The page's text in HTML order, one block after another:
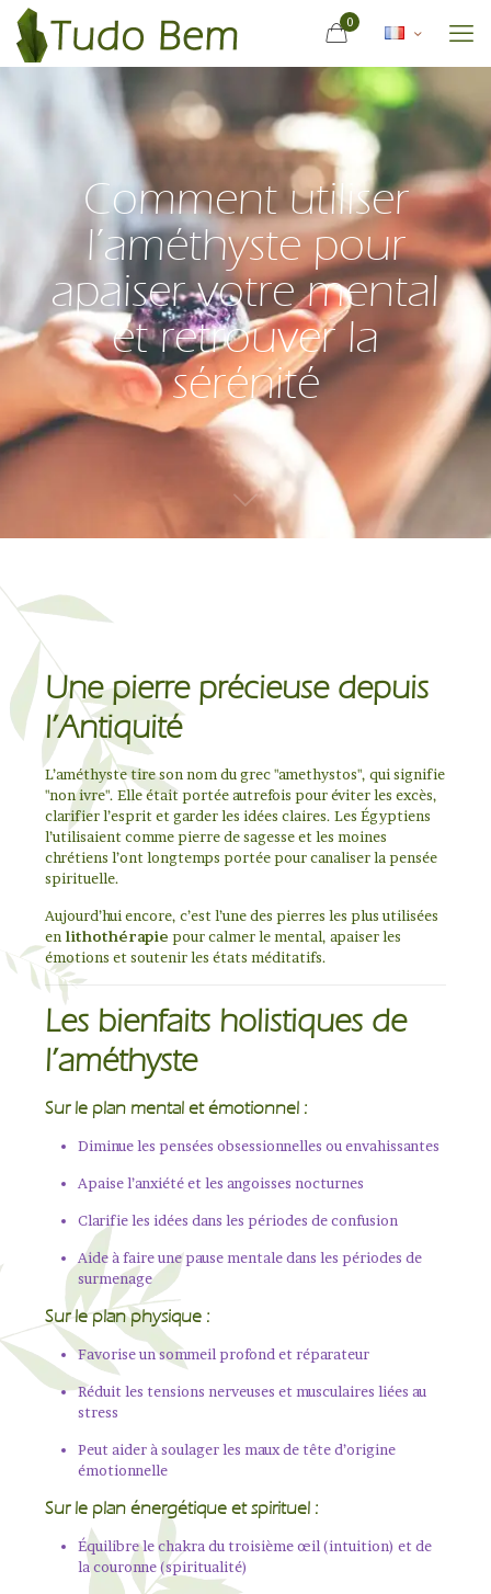
0
Comment utiliser
l’améthyste pour
apaiser votre mental
et retrouver la
sérénité
Une pierre précieuse depuis
l’Antiquité
L’améthyste tire son nom du grec "amethystos", qui signifie
"non ivre". Elle était portée autrefois pour éviter les excès,
clarifier l’esprit et garder les idées claires. Les Égyptiens
l’utilisaient comme pierre de sagesse et les moines
chrétiens l’ont longtemps portée pour canaliser la pensée
spirituelle.
Aujourd’hui encore, c’est l’une des pierres les plus utilisées
en lithothérapie pour calmer le mental, apaiser les
émotions et soutenir les états méditatifs.
Les bienfaits holistiques de
l’améthyste
Sur le plan mental et émotionnel :
Diminue les pensées obsessionnelles ou envahissantes
Apaise l’anxiété et les angoisses nocturnes
Clarifie les idées dans les périodes de confusion
Aide à faire une pause mentale dans les périodes de
surmenage
Sur le plan physique :
Favorise un sommeil profond et réparateur
Réduit les tensions nerveuses et musculaires liées au
stress
Peut aider à soulager les maux de tête d’origine
émotionnelle
Sur le plan énergétique et spirituel :
Équilibre le chakra du troisième œil (intuition) et de
la couronne (spiritualité)